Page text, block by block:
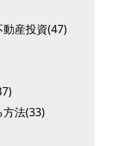
産投資(47)
法(33)